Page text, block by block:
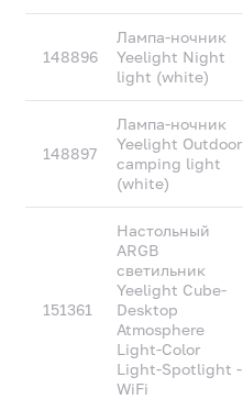
148896
Лампа-ночник
Yeelight Night
light (white)
148897
Лампа-ночник
Yeelight Outdoor
camping light
(white)
151361
Настольный
ARGB
светильник
Yeelight Cube-
Desktop
Atmosphere
Light-Color
Light-Spotlight -
WiFi